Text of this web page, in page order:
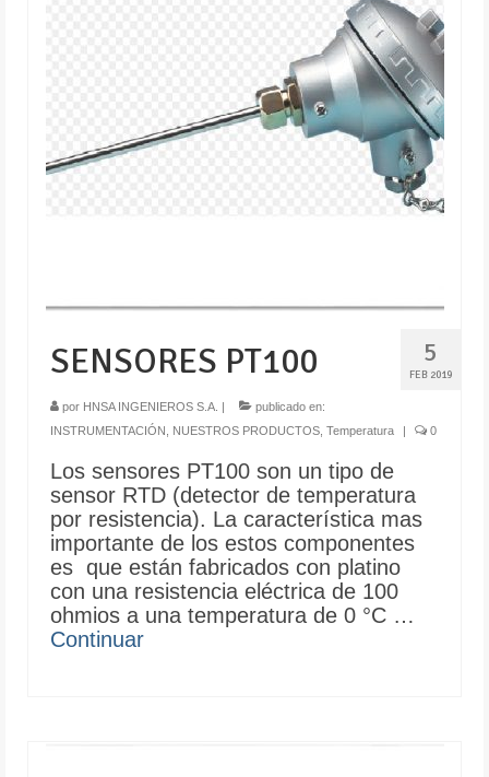
5
FEB 2019
SENSORES PT100
por HNSA INGENIEROS S.A. |
publicado en:
INSTRUMENTACIÓN
NUESTROS PRODUCTOS Temperatura | 0
Los sensores PT100 son un tipo de
sensor RTD (detector de temperatura
por resistencia). La característica mas
importante de los estos componentes
es que están fabricados con platino
con una resistencia eléctrica de 100
ohmios a una temperatura de 0 °C …
Continuar